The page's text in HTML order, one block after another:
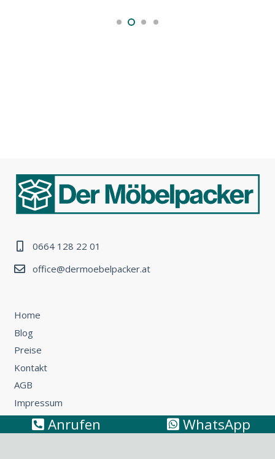
0664 128 22 01
office@dermoebelpacker.at
Home
Blog
Preise
Kontakt
AGB
Impressum
Umzug Wien – Österreich: So können Sie günstig umziehen
Anrufen WhatsApp